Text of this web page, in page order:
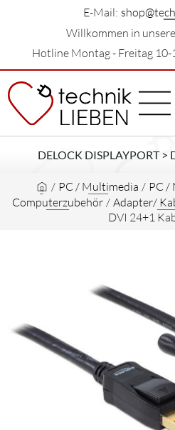
E-Mail:
Willkommen in
Hotline Montag - Freitag
DELOCK DISPLAYPORT >
/ PC / Multimedia / PC /
Computerzubehör / Adapter/
DVI 24+1